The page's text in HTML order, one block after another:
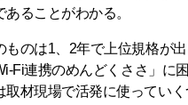
ることがわかる。
ものは1、2年で上位規格が
Fi連携のめんどくささ」に
取材現場で活発に使ってい